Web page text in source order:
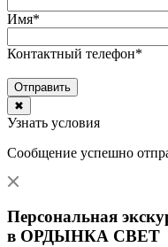
Имя*
Контактный телефон*
Отправить
✖
Узнать условия
Сообщение успешно
Персональная
в ОРДЫНКА СВЕТ